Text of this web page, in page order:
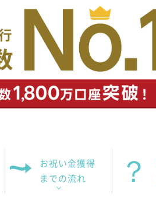
お祝い金獲得
までの流れ